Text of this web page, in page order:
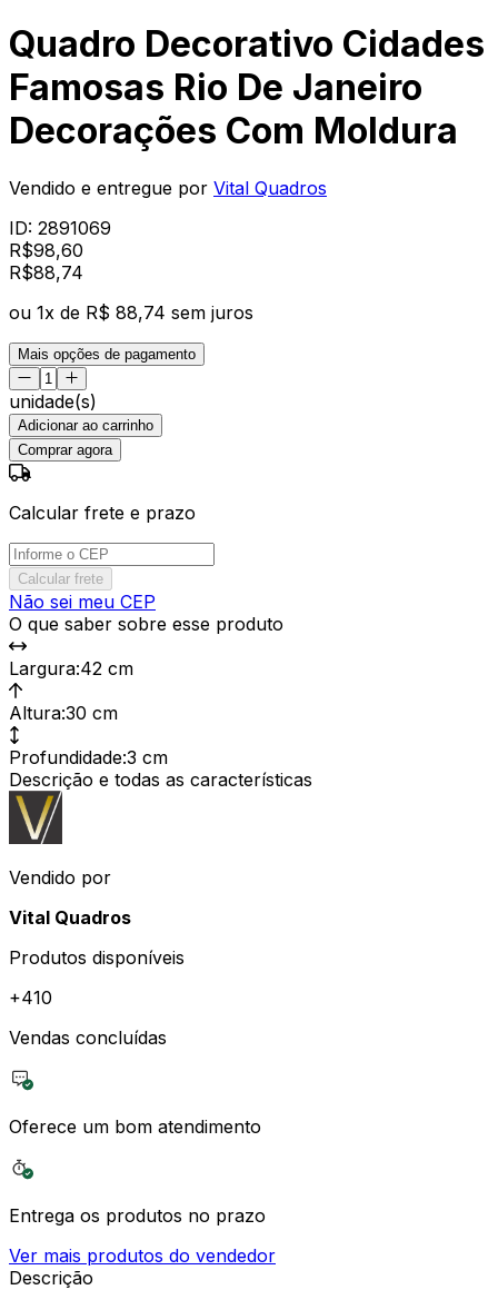
Quadro Decorativo Cidades
Famosas Rio De Janeiro
Decorações Com Moldura
Vendido e entregue por Vital Quadros
ID: 2891069
R$98,60
R$88,74
ou 1x de R$ 88,74 sem juros
Mais opções de pagamento
unidade(s)
Adicionar ao carrinho
Comprar agora
Calcular frete e prazo
Calcular frete
Não sei meu CEP
O que saber sobre esse produto
Largura:42 cm
Altura:30 cm
Profundidade:3 cm
Descrição e todas as características
Vendido por
Vital Quadros
Produtos disponíveis
+410
Vendas concluídas
Oferece um bom atendimento
Entrega os produtos no prazo
Ver mais produtos do vendedor
Descrição